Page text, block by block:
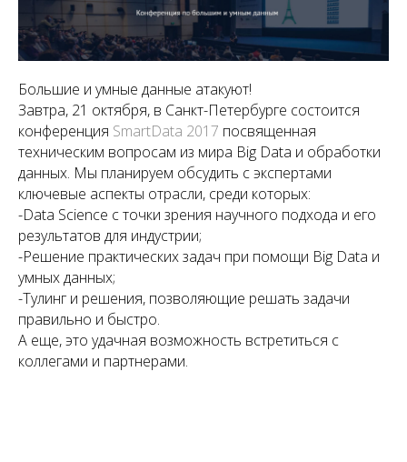
Большие и умные данные атакуют!
Завтра, 21 октября, в Санкт-Петербурге состоится
конференция SmartData 2017 посвященная
техническим вопросам из мира Big Data и обработки
данных. Мы планируем обсудить с экспертами
ключевые аспекты отрасли, среди которых:
-Data Science с точки зрения научного подхода и его
результатов для индустрии;
-Решение практических задач при помощи Big Data и
умных данных;
-Тулинг и решения, позволяющие решать задачи
правильно и быстро.
А еще, это удачная возможность встретиться с
коллегами и партнерами.